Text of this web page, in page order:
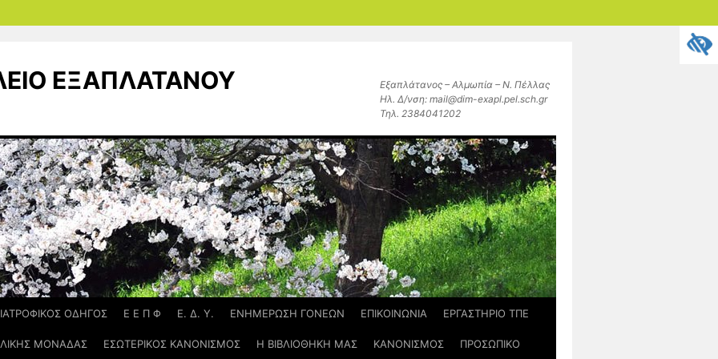
ΕΞΑΠΛΑΤΑΝΟΥ
Εξαπλάτανος – Αλμωπία – Ν. Πέλλας
Ηλ. Δ/νση: mail@dim-exapl.pel.sch.gr
Τηλ. 2384041202
ΟΔΗΓΟΣ Ε Ε Π Φ Ε. Δ. Υ. ΕΝΗΜΕΡΩΣΗ ΓΟΝΕΩΝ ΕΠΙΚΟΙΝΩΝΙΑ ΕΡΓΑΣΤΗΡΙΟ ΤΠΕ
ΜΟΝΑΔΑΣ ΕΣΩΤΕΡΙΚΟΣ ΚΑΝΟΝΙΣΜΟΣ Η ΒΙΒΛΙΟΘΗΚΗ ΜΑΣ ΚΑΝΟΝΙΣΜΟΣ ΠΡΟΣΩΠΙΚΟ